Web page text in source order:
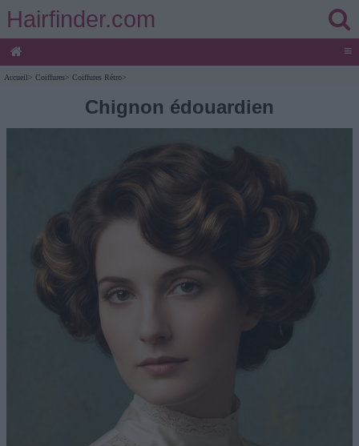
Hairfinder.com
≡
Accueil> Coiffures> Coiffures Rétro>
Chignon édouardien